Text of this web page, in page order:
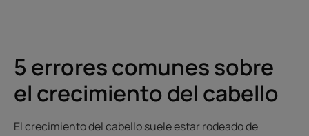
5 errores comunes sobre
el crecimiento del cabello
El crecimiento del cabello suele estar rodeado de